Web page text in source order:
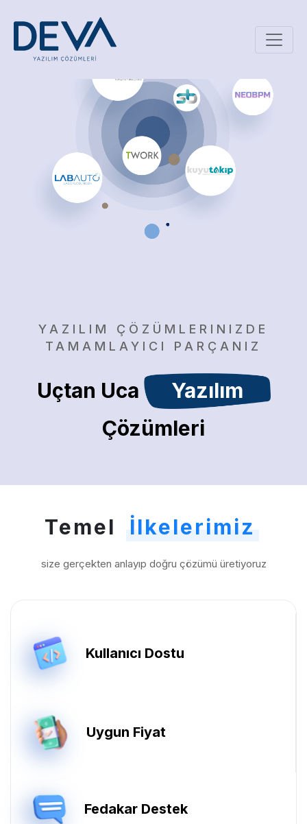
YAZILIM ÇÖZÜMLERINIZDE
TAMAMLAYICI PARÇANIZ
Uçtan Uca
Yazılım
Çözümleri
Temel İlkelerimiz
size gerçekten anlayıp doğru çözümü üretiyoruz
Kullanıcı Dostu
Uygun Fiyat
Fedakar Destek